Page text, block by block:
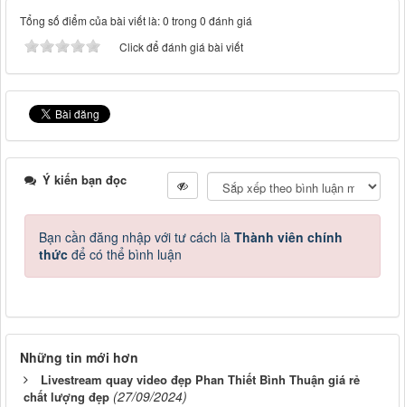
Tổng số điểm của bài viết là: 0 trong 0 đánh giá
Click để đánh giá bài viết
Ý kiến bạn đọc
Bạn cần đăng nhập với tư cách là Thành viên chính
thức để có thể bình luận
Những tin mới hơn
Livestream quay video đẹp Phan Thiết Bình Thuận giá rẻ
chất lượng đẹp (27/09/2024)